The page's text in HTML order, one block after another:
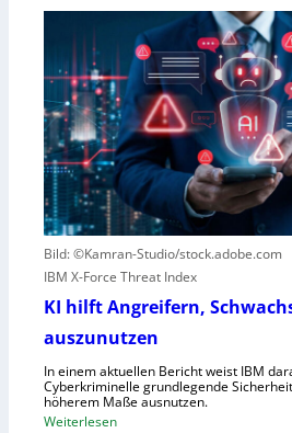
e
g
e
n
S
c
h
l
e
h
e
i
s
r
e
s
c
o
u
t
r
n
e
n
t
R
e
Bild: ©Kamran-Studio/stock.adobe.com
IBM X-Force Threat Index
KI hilft Angreifern,
auszunutzen
In einem aktuellen Bericht weist IBM
Cyberkriminelle grundlegende
höherem Maße ausnutzen.
Weiterlesen: